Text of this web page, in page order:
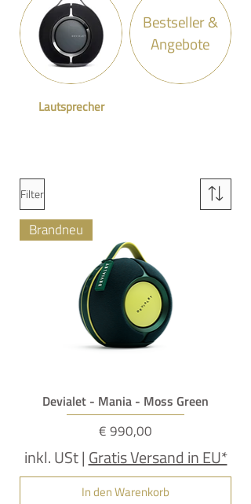
Lautsprecher
Bestseller &
Angebote
Filter
Brandneu
Devialet - Mania - Moss Green
Preis
€ 990,00
inkl. USt|Gratis Versand in EU*
In den Warenkorb